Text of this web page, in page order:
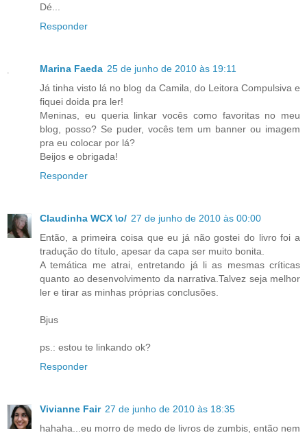
Dé...
Responder
Marina Faeda 25 de junho de 2010 às 19:11
Já tinha visto lá no blog da Camila, do Leitora Compulsiva e
fiquei doida pra ler!
Meninas, eu queria linkar vocês como favoritas no meu
blog, posso? Se puder, vocês tem um banner ou imagem
pra eu colocar por lá?
Beijos e obrigada!
Responder
Claudinha WCX \o/ 27 de junho de 2010 às 00:00
Então, a primeira coisa que eu já não gostei do livro foi a
tradução do título, apesar da capa ser muito bonita.
A temática me atrai, entretando já li as mesmas críticas
quanto ao desenvolvimento da narrativa.Talvez seja melhor
ler e tirar as minhas próprias conclusões.
Bjus
ps.: estou te linkando ok?
Responder
Vivianne Fair 27 de junho de 2010 às 18:35
hahaha...eu morro de medo de livros de zumbis, então nem